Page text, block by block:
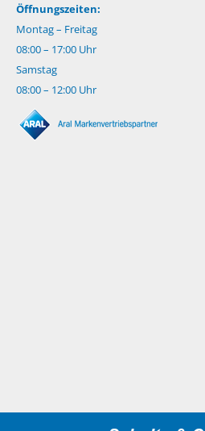
Öffnungszeiten:
Montag – Freitag
08:00 – 17:00 Uhr
Samstag
08:00 – 12:00 Uhr